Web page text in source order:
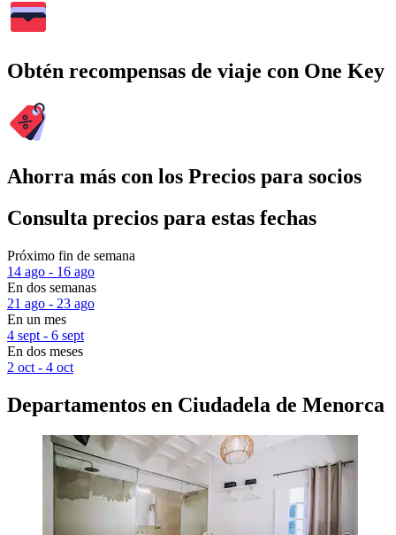
Obtén recompensas de viaje con One Key
Ahorra más con los Precios para socios
Consulta precios para estas fechas
Próximo fin de semana
14 ago - 16 ago
En dos semanas
21 ago - 23 ago
En un mes
4 sept - 6 sept
En dos meses
2 oct - 4 oct
Departamentos en Ciudadela de Menorca